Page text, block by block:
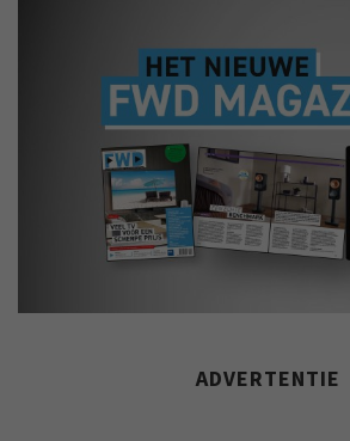
ADVERTENTIE